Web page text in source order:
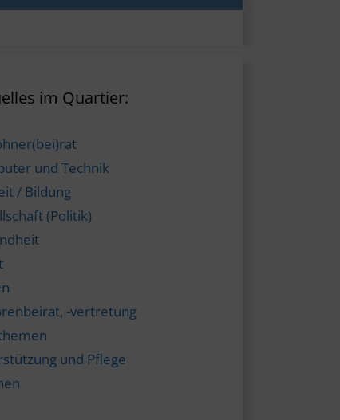
im Quartier:
und Technik
/ Bildung
(Politik)
-vertretung
und Pflege